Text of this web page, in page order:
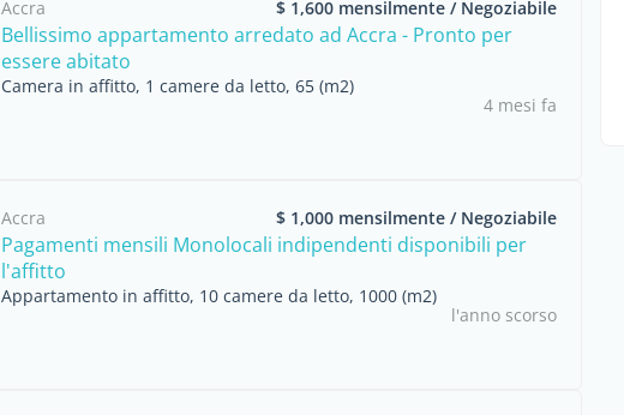
Accra $ 1,600 mensilmente / Negoziabile
Bellissimo appartamento arredato ad Accra - Pronto per
essere abitato
Camera in affitto, 1 camere da letto, 65 (m2)
4 mesi fa
Accra $ 1,000 mensilmente / Negoziabile
Pagamenti mensili Monolocali indipendenti disponibili per
l'affitto
Appartamento in affitto, 10 camere da letto, 1000 (m2)
l'anno scorso